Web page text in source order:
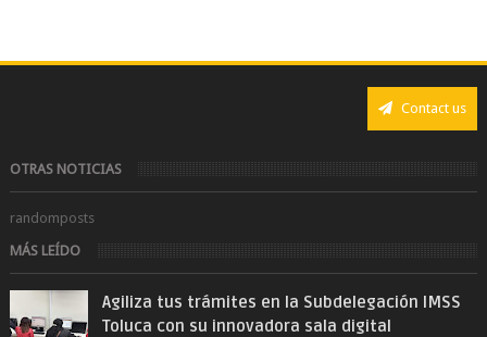
Contact us
OTRAS NOTICIAS
randomposts
MÁS LEÍDO
Agiliza tus trámites en la Subdelegación IMSS
Toluca con su innovadora sala digital